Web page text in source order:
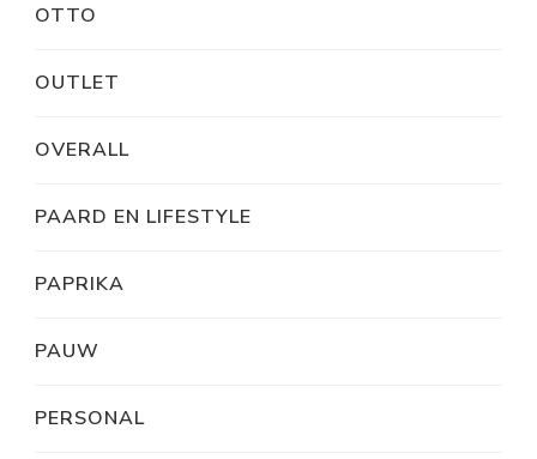
OTTO
OUTLET
OVERALL
PAARD EN LIFESTYLE
PAPRIKA
PAUW
PERSONAL